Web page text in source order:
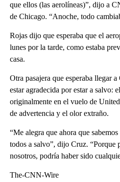
que ellos (las aerolíneas)”, dijo a
de Chicago. “Anoche, todo
Rojas dijo que esperaba que el
lunes por la tarde, como estaba
casa.
Otra pasajera que esperaba llegar
estar agradecida por estar a salvo:
originalmente en el vuelo de
de advertencia y el olor extraño.
“Me alegra que ahora que
todos a salvo”, dijo Cruz. “Porque
nosotros, podría haber sido
The-CNN-Wire